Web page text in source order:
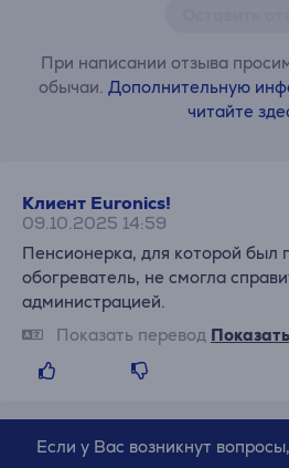
При написании отзыва
обычаи. Дополнительную
читайте
Клиент Euronics!
09.10.2025 14:59
Пенсионерка, для которой был
обогреватель, не смогла
администрацией.
Показать перевод
Если у Вас возникнут